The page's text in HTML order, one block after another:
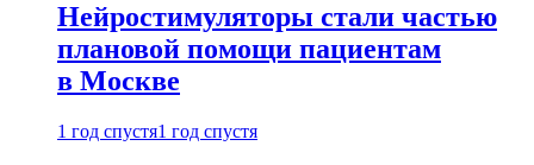
Нейростимуляторы стали частью
плановой помощи пациентам
в Москве
1 год спустя1 год спустя